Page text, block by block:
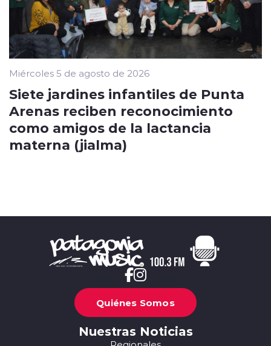
Miércoles 5 de agosto de 2026
Siete jardines infantiles de Punta
Arenas reciben reconocimiento
como amigos de la lactancia
materna (jialma)
Quiénes Somos
Nuestras Noticias